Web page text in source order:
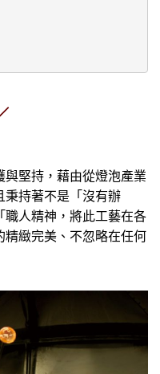
堅持，藉由從燈泡產業
秉持著不是「沒有辦
人精神，將此工藝在各
緻完美、不忽略在任何